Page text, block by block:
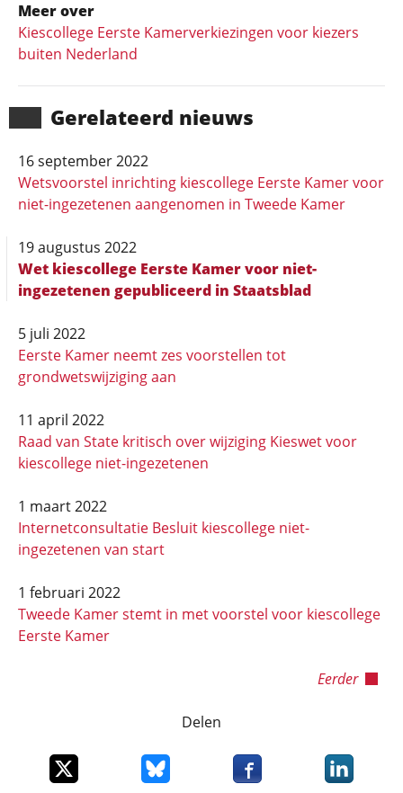
Gerela­teerd nieuws
16 september 2022
Wetsvoorstel inrichting kiescollege Eerste Kamer voor
niet-ingezetenen aangenomen in Tweede Kamer
19 augustus 2022
Wet kiescollege Eerste Kamer voor niet-
ingezetenen gepubliceerd in Staatsblad
5 juli 2022
Eerste Kamer neemt zes voorstellen tot
grondwetswijziging aan
11 april 2022
Raad van State kritisch over wijziging Kieswet voor
kiescollege niet-ingezetenen
1 maart 2022
Internetconsultatie Besluit kiescollege niet-
ingezetenen van start
1 februari 2022
Tweede Kamer stemt in met voorstel voor kiescollege
Eerste Kamer
Eerder
Meer over
Kiescollege Eerste Kamerverkiezingen voor kiezers
buiten Nederland
Delen
Deel dit item op XDeel dit item op Bluesky
Deel dit item opDeel dit